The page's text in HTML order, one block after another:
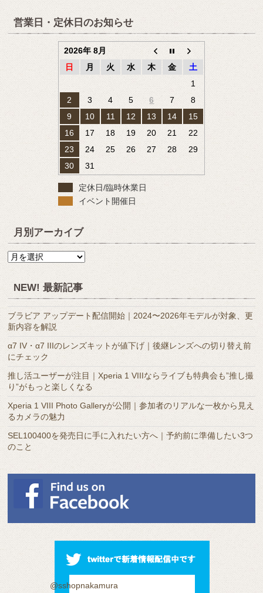
営業日・定休日のお知らせ
2026年 8月
日
月 火 水 木 金
土
1
2
3 4 5 6 7
8
9
10 11 12 13 14
15
16
17 18 19 20 21
22
23
24 25 26 27 28
29
30
31
定休日/臨時休業日
イベント開催日
月別アーカイブ
月
ー
カ
イ
ブ
NEW! 最新記事
ブラビア アップデート配信開始｜2024〜2026年モデルが対象、更
新内容を解説
α7 IV・α7 IIIのレンズキットが値下げ｜後継レンズへの切り替え前
にチェック
推し活ユーザーが注目｜Xperia 1 VIIIならライブも特典会も”推し撮
り”がもっと楽しくなる
Xperia 1 VIII Photo Galleryが公開｜参加者のリアルな一枚から見え
るカメラの魅力
SEL100400を発売日に手に入れたい方へ｜予約前に準備したい3つ
のこと
@sshopnakamura